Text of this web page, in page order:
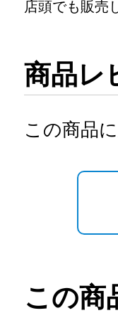
店頭でも販売
商品レ
この商品
この商